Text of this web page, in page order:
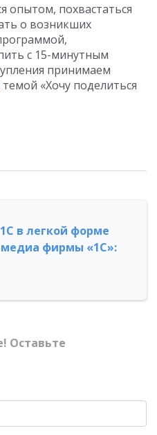
опытом, похвастаться
о возникших
с 15-минутным
принимаем
темой «Хочу поделиться
в легкой форме
фирмы «1С»:
Оставьте